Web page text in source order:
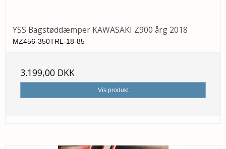
YSS Bagstøddæmper KAWASAKI Z900 årg 2018
MZ456-350TRL-18-85
3.199,00 DKK
Vis produkt